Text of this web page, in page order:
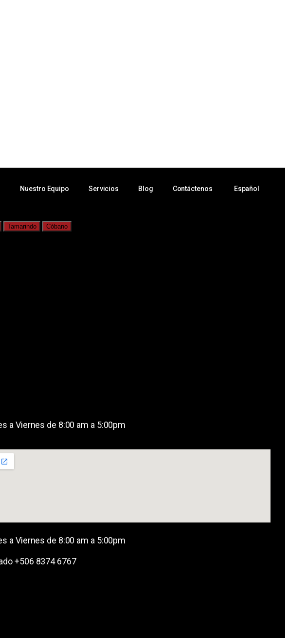
Nuestro Equipo Servicios Blog Contáctenos Español
Tamarindo Cóbano
a Viernes de 8:00 am a 5:00pm
a Viernes de 8:00 am a 5:00pm
+506 8374 6767